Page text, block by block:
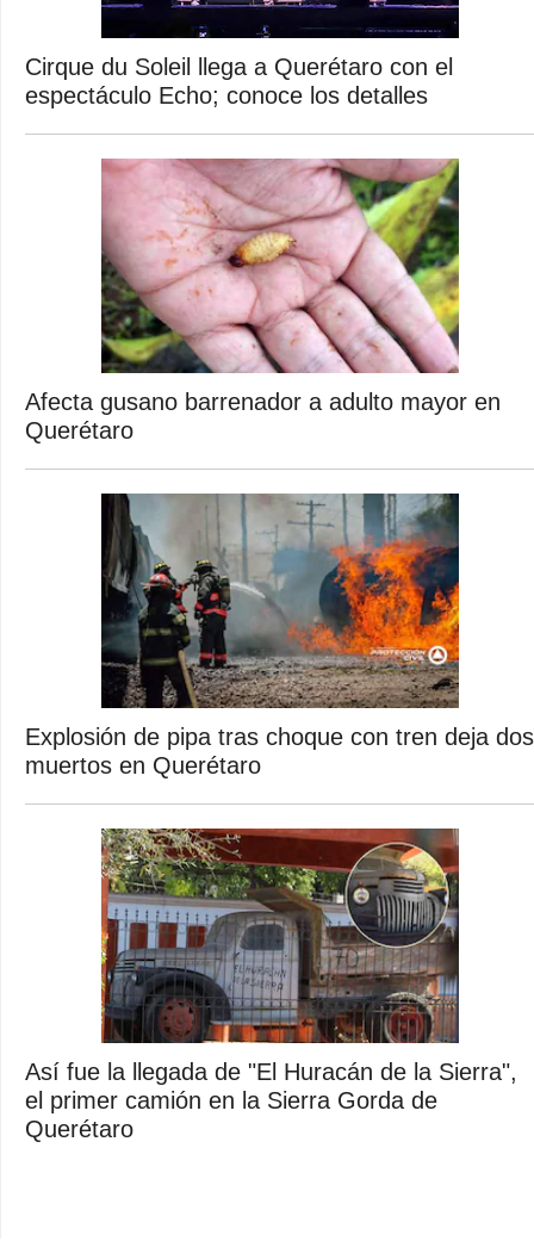
Cirque du Soleil llega a Querétaro con el
espectáculo Echo; conoce los detalles
Afecta gusano barrenador a adulto mayor en
Querétaro
Explosión de pipa tras choque con tren deja dos
muertos en Querétaro
Así fue la llegada de "El Huracán de la Sierra",
el primer camión en la Sierra Gorda de
Querétaro